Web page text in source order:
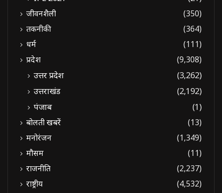
जीवनशैली
(350)
तकनीकी
(364)
धर्म
(111)
प्रदेश
(9,308)
उत्तर प्रदेश
(3,262)
उत्तराखंड
(2,192)
पंजाब
(1)
बोलती खबरें
(13)
मनोरंजन
(1,349)
मौसम
(11)
राजनीति
(2,237)
राष्ट्रीय
(4,532)